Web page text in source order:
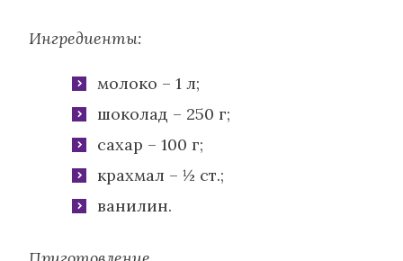
Ингредиенты:
молоко – 1 л;
шоколад – 250 г;
сахар – 100 г;
крахмал – ½ ст.;
ванилин.